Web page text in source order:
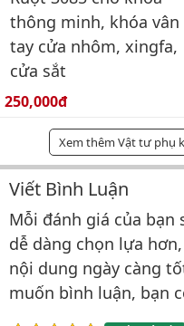
thông minh, khóa vân
tay cửa nhôm, xingfa,
cửa sắt
Giá bán:
250,000đ
Xem thêm Vật tư phụ
Bình luận
Viết Bình Luận
Mỗi đánh giá của
dễ dàng chọn lựa
nội dung ngày càng
muốn bình luận, bạn